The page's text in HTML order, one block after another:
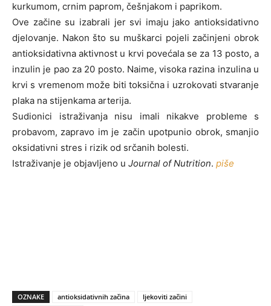
kurkumom, crnim paprom, češnjakom i paprikom.
Ove začine su izabrali jer svi imaju jako antioksidativno
djelovanje. Nakon što su muškarci pojeli začinjeni obrok
antioksidativna aktivnost u krvi povećala se za 13 posto, a
inzulin je pao za 20 posto. Naime, visoka razina inzulina u
krvi s vremenom može biti toksična i uzrokovati stvaranje
plaka na stijenkama arterija.
Sudionici istraživanja nisu imali nikakve probleme s
probavom, zapravo im je začin upotpunio obrok, smanjio
oksidativni stres i rizik od srčanih bolesti.
Istraživanje je objavljeno u Journal of Nutrition. piše
OZNAKE antioksidativnih začina
ljekoviti začini